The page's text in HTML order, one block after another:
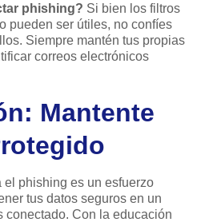
phishing? Si bien los filtros
pueden ser útiles, no confíes
Siempre mantén tus propias
correos electrónicos
Mantente
el phishing es un esfuerzo
tus datos seguros en un
conectado. Con la educación